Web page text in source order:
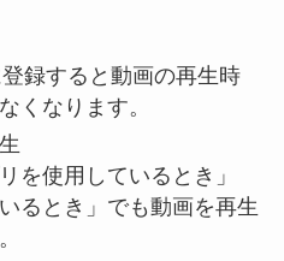
録すると動画の再生時
くなります。
を使用しているとき」
るとき」でも動画を再生